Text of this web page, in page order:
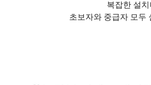
복잡한 설
초보자와 중급자 모두